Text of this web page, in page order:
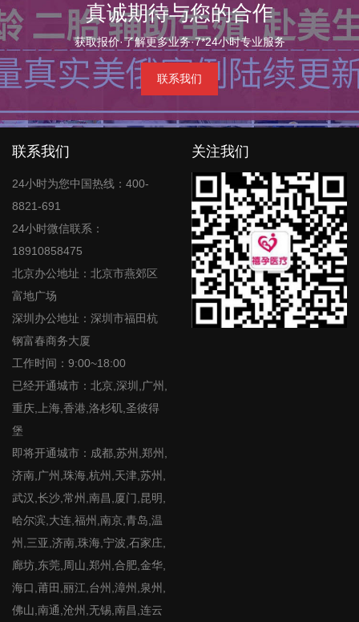
真诚期待与您的合作
获取报价·了解更多业务·7*24小时专业服务
联系我们
联系我们
24小时为您中国热线：400-
8821-691
24小时微信联系：
18910858475
北京办公地址：北京市燕郊区
富地广场
深圳办公地址：深圳市福田杭
钢富春商务大厦
工作时间：9:00~18:00
已经开通城市：北京,深圳,广州,
重庆,上海,香港,洛杉矶,圣彼得
堡
即将开通城市：成都,苏州,郑州,
济南,广州,珠海,杭州,天津,苏州,
武汉,长沙,常州,南昌,厦门,昆明,
哈尔滨,大连,福州,南京,青岛,温
州,三亚,济南,珠海,宁波,石家庄,
廊坊,东莞,周山,郑州,合肥,金华,
海口,莆田,丽江,台州,漳州,泉州,
佛山,南通,沧州,无锡,南昌,连云
关注我们